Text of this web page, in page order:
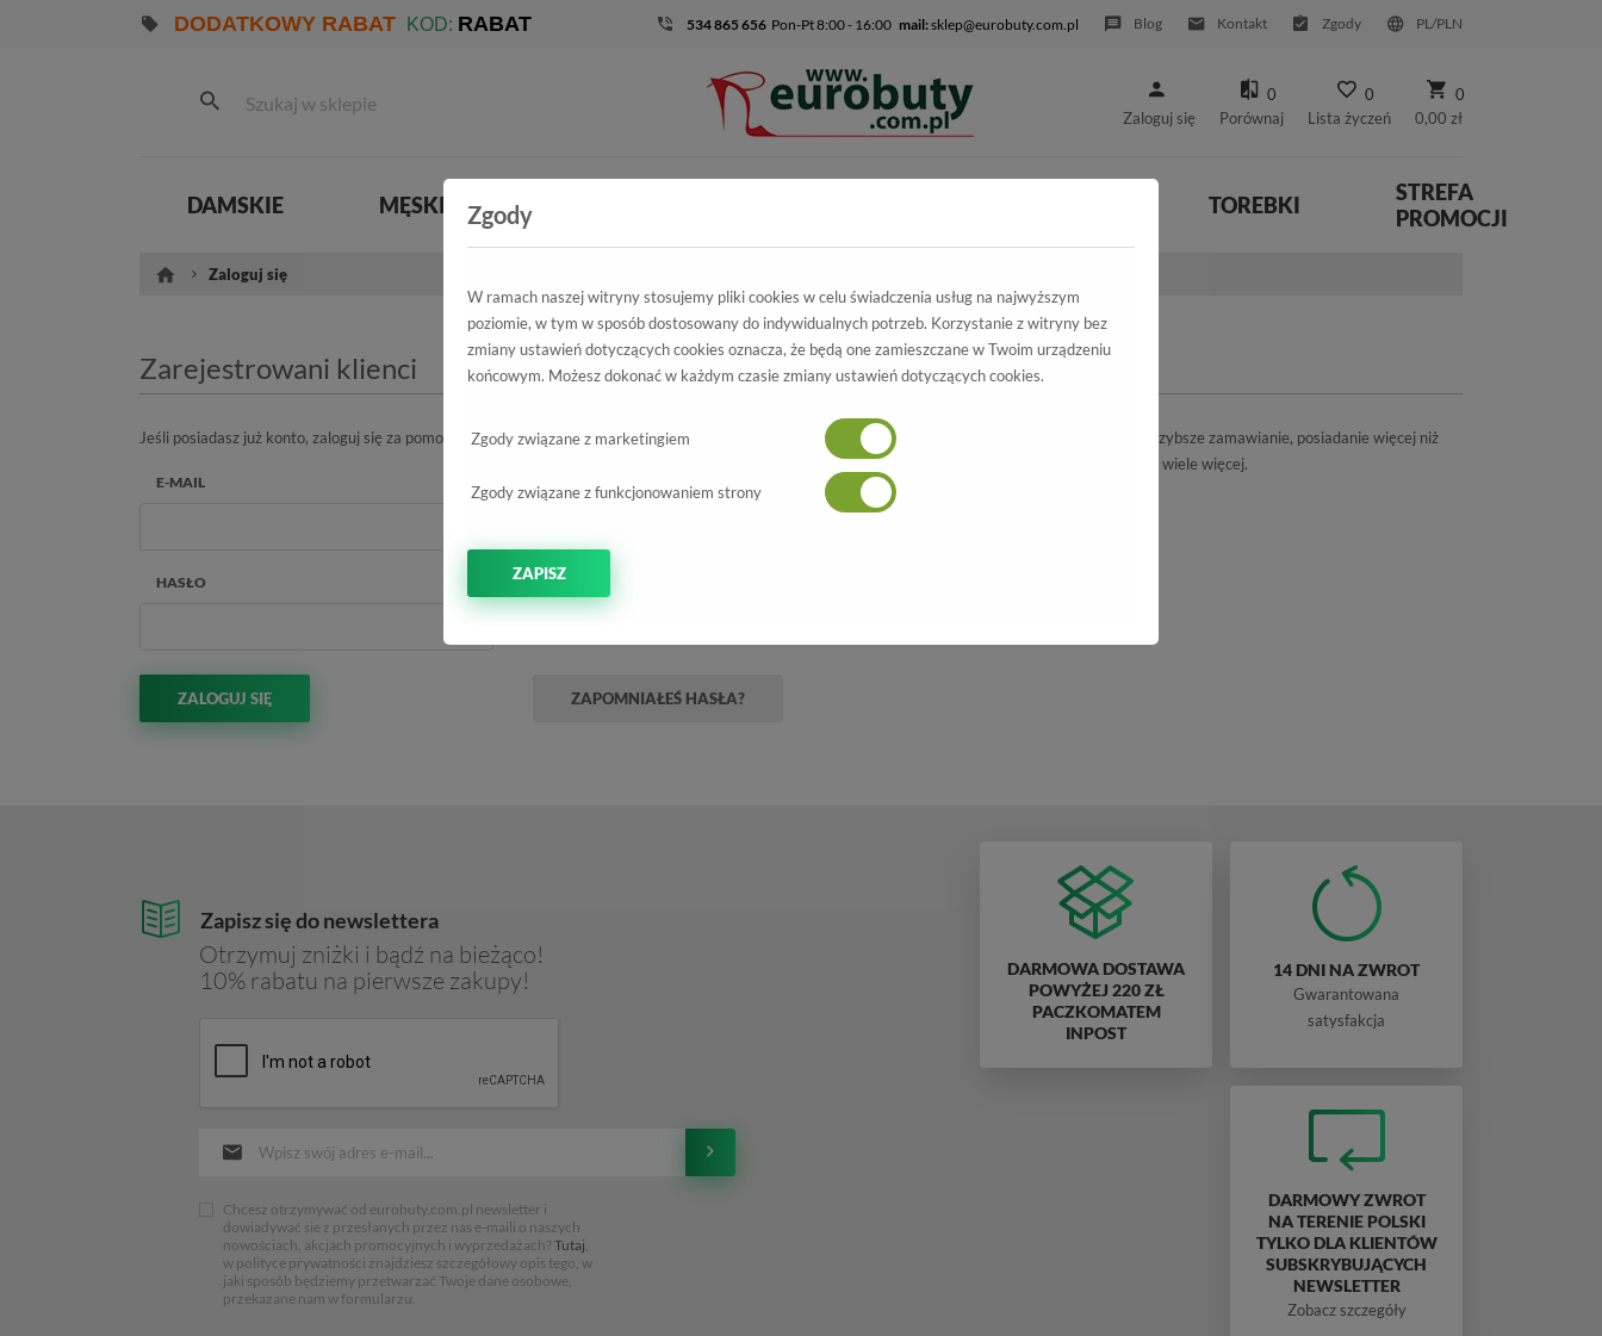
DODATKOWY RABAT KOD: RABAT 534 865 656 Pon-Pt 8:00 - 16:00 mail:sklep@eurobuty.com.pl Blog Kontakt Zgody PL/PLN
Zaloguj się
0
Porównaj
0
Lista życzeń
0
0,00 zł
DAMSKIE MĘSKIE TOREBKI
STREFA
PROMOCJI
Zaloguj się
Zarejestrowani klienci
Jeśli posiadasz już konto, zaloguj się za pomocą adresu email
E-MAIL
HASŁO
ZALOGUJ SIĘ ZAPOMNIAŁEŚ HASŁA?
Nowi klienci
Stworzenie nowego konta daje wiele możliwości: szybsze zamawianie, posiadanie więcej niż
jednego adresu, numer śledzenia zamówienia oraz wiele więcej.
STWÓRZ KONTO
Zapisz się do newslettera
Otrzymuj zniżki i bądź na bieżąco!
10% rabatu na pierwsze zakupy!
Chcesz otrzymywać od eurobuty.com.pl newsletter i
dowiadywać sie z przesłanych przez nas e-maili o naszych
nowościach, akcjach promocyjnych i wyprzedażach? Tutaj
w polityce prywatności znajdziesz szczegółowy opis tego, w
jaki sposób będziemy przetwarzać Twoje dane osobowe,
przekazane nam w formularzu.
DARMOWA DOSTAWA
POWYŻEJ 220 ZŁ
PACZKOMATEM
INPOST
14 DNI NA ZWROT
Gwarantowana
satysfakcja
DARMOWY ZWROT
NA TERENIE POLSKI
TYLKO DLA KLIENTÓW
SUBSKRYBUJĄCYCH
NEWSLETTER
Zobacz szczegóły
Zgody
W ramach naszej witryny stosujemy pliki cookies w celu świadczenia usług na najwyższym
poziomie, w tym w sposób dostosowany do indywidualnych potrzeb. Korzystanie z witryny bez
zmiany ustawień dotyczących cookies oznacza, że będą one zamieszczane w Twoim urządzeniu
końcowym. Możesz dokonać w każdym czasie zmiany ustawień dotyczących cookies.
Zgody związane z marketingiem
Zgody związane z funkcjonowaniem strony
ZAPISZ